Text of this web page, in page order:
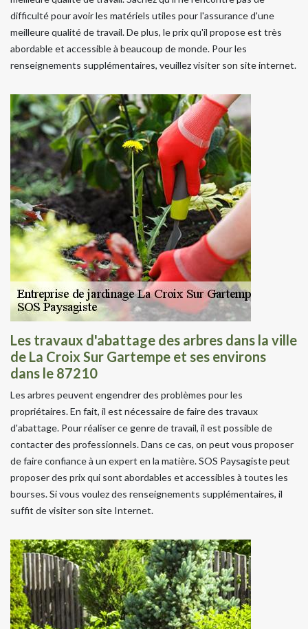
difficulté pour avoir les matériels utiles pour l'assurance d'une
meilleure qualité de travail. De plus, le prix qu'il propose est très
abordable et accessible à beaucoup de monde. Pour les
renseignements supplémentaires, veuillez visiter son site internet.
Les travaux d'abattage des arbres dans la ville
de La Croix Sur Gartempe et ses environs
dans le 87210
Les arbres peuvent engendrer des problèmes pour les
propriétaires. En fait, il est nécessaire de faire des travaux
d'abattage. Pour réaliser ce genre de travail, il est possible de
contacter des professionnels. Dans ce cas, on peut vous proposer
de faire confiance à un expert en la matière. SOS Paysagiste peut
proposer des prix qui sont abordables et accessibles à toutes les
bourses. Si vous voulez des renseignements supplémentaires, il
suffit de visiter son site Internet.